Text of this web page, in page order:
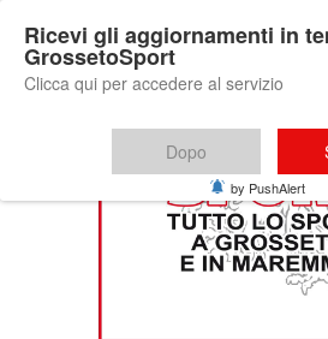
Ricevi gli aggiornamenti in
GrossetoSport
Clicca qui per accedere al servizio
Dopo
by PushAlert